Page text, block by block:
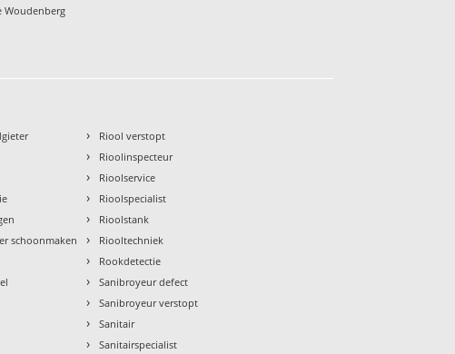
Woudenberg
schoonmaken
› Riool verstopt
› Rioolinspecteur
› Rioolservice
› Rioolspecialist
› Rioolstank
› Riooltechniek
› Rookdetectie
› Sanibroyeur defect
› Sanibroyeur verstopt
› Sanitair
› Sanitairspecialist